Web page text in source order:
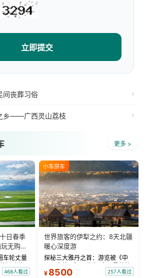
立即提交
间丧葬习俗
乡——广西灵山荔枝
更多 >
日春季
无购
车轮丈量
极致蔚
款风格服
468人看过
小车拼车
世界旅客的伊犁之约：8天北疆
暖心深度游
探秘三大雅丹之首：游览被《中
国国家地理》评选为“中国最美的
三大雅丹”第一名的克拉玛依魔鬼
¥ 8500 257人看过